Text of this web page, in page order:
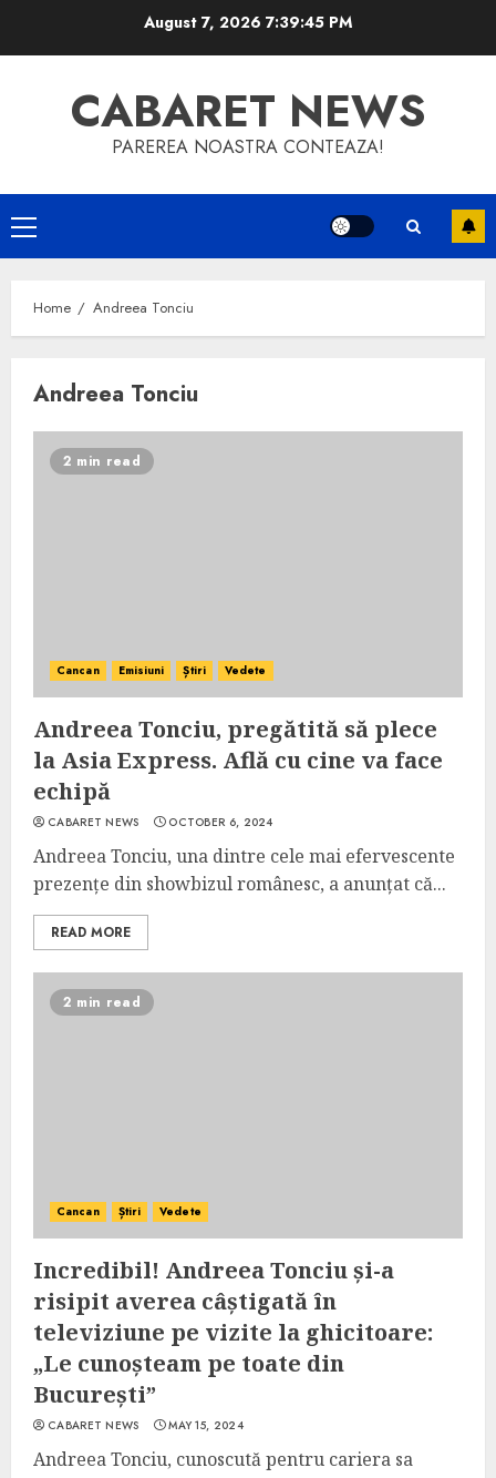
August 7, 2026 7:39:45 PM
CABARET NEWS
PAREREA NOASTRA CONTEAZA!
Primary
Menu
Home Andreea Tonciu
Andreea Tonciu
2 min read
Cancan Emisiuni Știri Vedete
Andreea Tonciu, pregătită să plece
la Asia Express. Află cu cine va face
echipă
CABARET NEWS OCTOBER 6, 2024
Andreea Tonciu, una dintre cele mai efervescente
prezențe din showbizul românesc, a anunțat că...
READ MORE
2 min read
Cancan Știri Vedete
Incredibil! Andreea Tonciu și-a
risipit averea câștigată în
televiziune pe vizite la ghicitoare:
„Le cunoșteam pe toate din
București”
CABARET NEWS MAY 15, 2024
Andreea Tonciu, cunoscută pentru cariera sa